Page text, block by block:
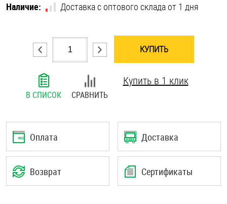
Шплинты
Штифты и пальцы
Наличие:
Доставка с оптового склада от 1 дня
КУПИТЬ
В СПИСОК СРАВНИТЬ
Купить в 1 клик
Оплата Доставка
Возврат Сертификаты